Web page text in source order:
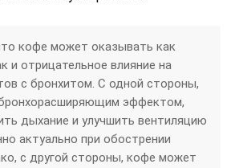
кофе может оказывать как
и отрицательное влияние на
с бронхитом. С одной стороны,
эффектом,
дыхание и улучшить вентиляцию
актуально при обострении
с другой стороны, кофе может